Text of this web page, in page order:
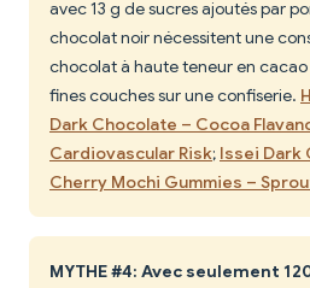
avec 13 g de sucres ajoutés par
chocolat noir nécessitent une
chocolat à haute teneur en
fines couches sur une confiserie.
Dark Chocolate – Cocoa
Cardiovascular Risk; Issei Dark
Cherry Mochi Gummies –
MYTHE #4: Avec seulement